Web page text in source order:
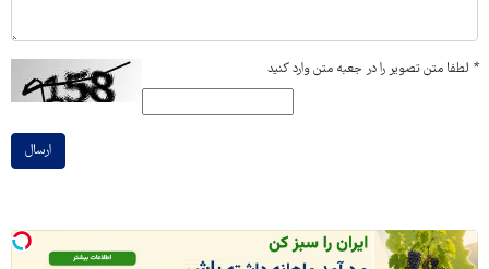
* لطفا متن تصویر را در جعبه متن وارد کنید
ارسال